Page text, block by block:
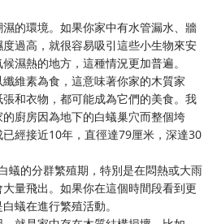
的環境。如果你家中有水管漏水、牆
過高，就很容易吸引這些小生物來安
濕熱的地方，這種情況更加普遍。
維素為食，這意味著你家的木質家
和衣物，都可能成為它們的美食。我
廚房因為地下的白蟻巢穴而整個垮
經接近10年，直徑達79厘米，深達30
蟻的分群繁殖期，特別是在悶熱或大雨
量飛出。如果你在這個時間段看到更
蟻在進行繁殖活動。